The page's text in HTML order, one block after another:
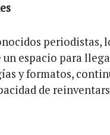
periodistas,
espacio para
y formatos,
de